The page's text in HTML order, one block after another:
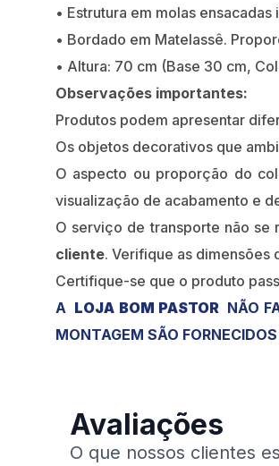
• Estrutura em molas
• Bordado em Matelassê.
• Altura: 70 cm (Base 30 cm,
Observações importantes:
Produtos podem apresentar
Os objetos decorativos que
O aspecto ou proporção do
visualização de acabamento e
O serviço de transporte não se
cliente. Verifique as dimensões
Certifique-se que o produto
A LOJA BOM PASTOR NÃO
MONTAGEM SÃO
Avaliações